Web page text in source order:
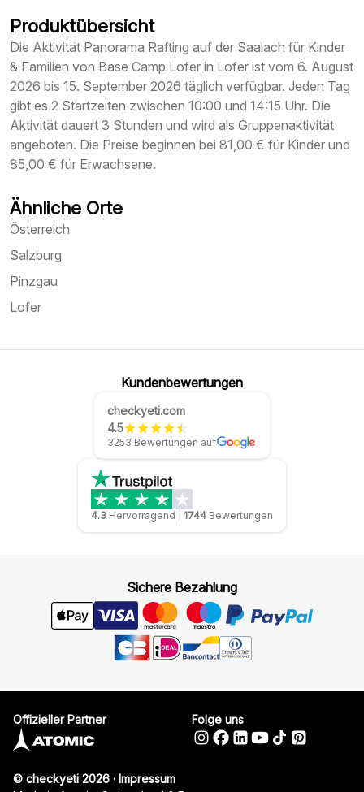
Produktübersicht
Die Aktivität Panorama Rafting auf der Saalach für Kinder
& Familien von Base Camp Lofer in Lofer ist vom 6. August
2026 bis 15. September 2026 täglich verfügbar. Jeden Tag
gibt es 2 Startzeiten zwischen 10:00 und 14:15 Uhr. Die
Aktivität dauert 3 Stunden und wird als Gruppenaktivität
angeboten. Die Preise beginnen bei 81,00 € für Kinder und
85,00 € für Erwachsene.
Ähnliche Orte
Österreich
Salzburg
Pinzgau
Lofer
Kundenbewertungen
checkyeti.com
4.5
3253 Bewertungen auf
4.3 Hervorragend 1744 Bewertungen
Sichere Bezahlung
© checkyeti 2026 · Impressum
Offizieller Partner Folge uns